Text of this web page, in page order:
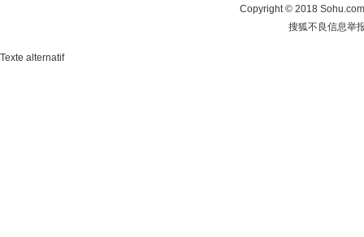
Copyright©2018
搜狐不良信息举
Texte alternatif